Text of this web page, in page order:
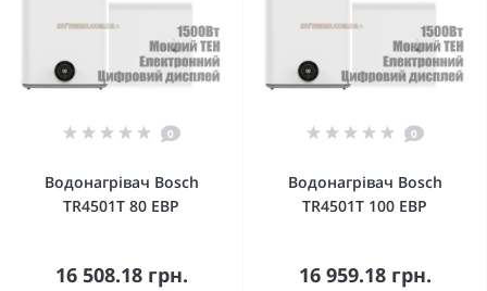
0
Водонагрівач Bosch
TR4501T 80 EBP
16 508.18 грн.
0
Водонагрівач Bosch
TR4501T 100 EBP
16 959.18 грн.